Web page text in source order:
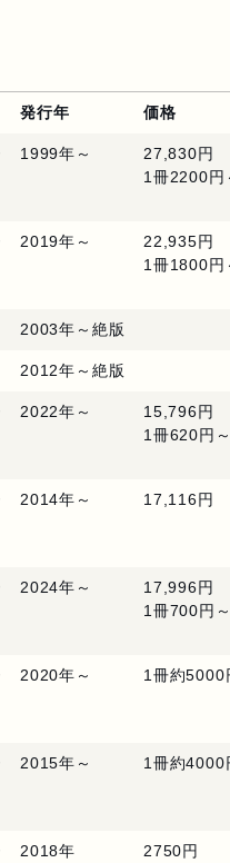
発行年 価格
1999年～
27,830円
1冊2200円
2019年～
22,935円
1冊1800円
2003年～絶版
2012年～絶版
2022年～
15,796円
1冊620円～
2014年～ 17,116円
2024年～
17,996円
1冊700円～
2020年～ 1冊約5000
2015年～ 1冊約4000
2018年 2750円